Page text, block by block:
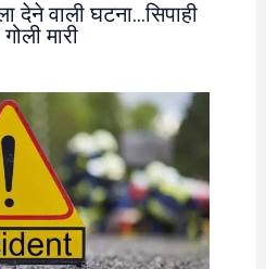
देने वाली घटना…सिपाही
मारी